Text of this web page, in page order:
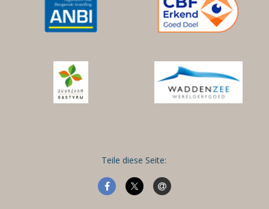
Teile diese Seite: